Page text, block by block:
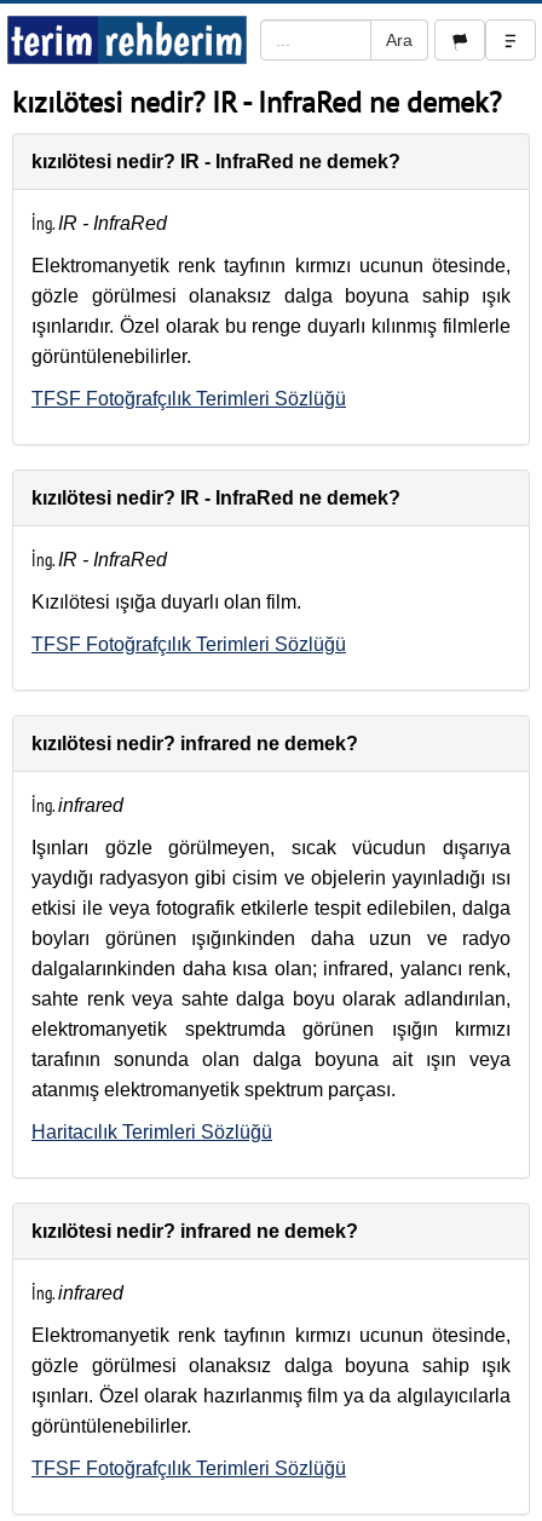
kızılötesi nedir? IR - InfraRed ne demek?
kızılötesi nedir? IR - InfraRed ne demek?
İng.IR - InfraRed
Elektromanyetik renk tayfının kırmızı ucunun ötesinde,
gözle görülmesi olanaksız dalga boyuna sahip ışık
ışınlarıdır. Özel olarak bu renge duyarlı kılınmış filmlerle
görüntülenebilirler.
TFSF Fotoğrafçılık Terimleri Sözlüğü
kızılötesi nedir? IR - InfraRed ne demek?
İng.IR - InfraRed
Kızılötesi ışığa duyarlı olan film.
TFSF Fotoğrafçılık Terimleri Sözlüğü
kızılötesi nedir? infrared ne demek?
İng.infrared
Işınları gözle görülmeyen, sıcak vücudun dışarıya
yaydığı radyasyon gibi cisim ve objelerin yayınladığı ısı
etkisi ile veya fotografik etkilerle tespit edilebilen, dalga
boyları görünen ışığınkinden daha uzun ve radyo
dalgalarınkinden daha kısa olan; infrared, yalancı renk,
sahte renk veya sahte dalga boyu olarak adlandırılan,
elektromanyetik spektrumda görünen ışığın kırmızı
tarafının sonunda olan dalga boyuna ait ışın veya
atanmış elektromanyetik spektrum parçası.
Haritacılık Terimleri Sözlüğü
kızılötesi nedir? infrared ne demek?
İng.infrared
Elektromanyetik renk tayfının kırmızı ucunun ötesinde,
gözle görülmesi olanaksız dalga boyuna sahip ışık
ışınları. Özel olarak hazırlanmış film ya da algılayıcılarla
görüntülenebilirler.
TFSF Fotoğrafçılık Terimleri Sözlüğü